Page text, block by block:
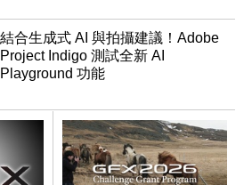
結合生成式 AI 與拍攝建議！Adobe
Project Indigo 測試全新 AI
Playground 功能